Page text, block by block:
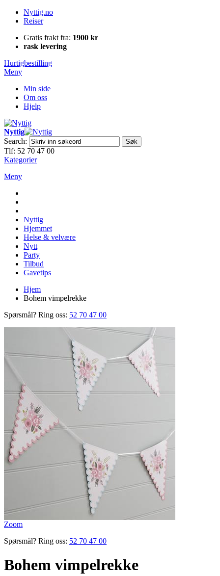
Nyttig.no
Reiser
Gratis frakt fra: 1900 kr
rask levering
Hurtigbestilling
Meny
Min side
Om oss
Hjelp
Nyttig
Search:
Søk
Tlf: 52 70 47 00
Kategorier
Meny
Nyttig
Hjemmet
Helse & velvære
Nytt
Party
Tilbud
Gavetips
Hjem
Bohem vimpelrekke
Spørsmål? Ring oss: 52 70 47 00
Zoom
Spørsmål? Ring oss: 52 70 47 00
Bohem vimpelrekke